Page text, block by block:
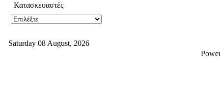
Κατασκευαστές
Saturday 08 August, 2026